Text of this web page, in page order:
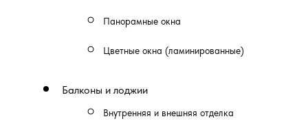
Панорамные окна
Цветные окна (ламинированные)
Балконы и лоджии
Внутренняя и внешняя отделка